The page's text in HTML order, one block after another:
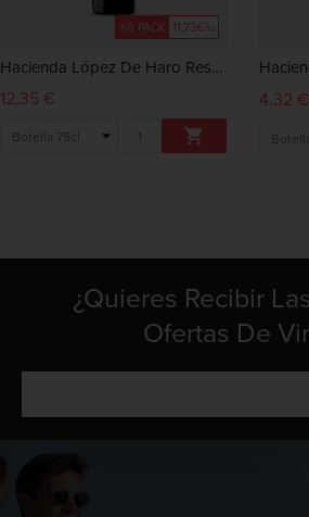
X6 PACK 11,73€/u
Hacienda López De Haro Reserva 2019
12,35 €

4,32 €
¿Quieres Recibir
Ofertas De